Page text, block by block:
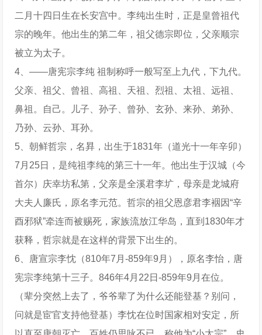
二月十四日生在长安宫中。李纯出生时，正是皇曾祖代
宗的晚年。他出生的第二年，祖父德宗即位，父亲顺宗
被立为太子。
4、——唐宪宗李纯 祖制称呼一般写至上九代，下九代。
父亲、祖父、曾祖、高祖、天祖、烈祖、太祖、远祖、
鼻祖。自己。儿子、孙子、曾孙、玄孙、来孙、弟孙、
乃孙、云孙、耳孙。
5、朝鲜哲宗，名昪，出生于1831年（道光十一年辛卯）
7月25日，是纯祖李纯的第三十一年。他出生于汉城（今
首尔）庆幸坊私第，父亲是全溪君李圹，母亲是龙城府
大夫人廉氏，原名李元范。哲宗的祖父恩彦君李裀因“辛
酉邪狱”牵连而被赐死，家族流放江华岛，直到1830年才
获释，哲宗就是在这样的背景下出生的。
6、唐宣宗李忱（810年7月-859年9月），原名李怡，唐
宪宗李纯第十三子。846年4月22日-859年9月在位。
（辈分突然上去了，爷爷辈了为什么还能登基？别问，
问就是宦官支持他登基）李忱在位时国家相对安定，所